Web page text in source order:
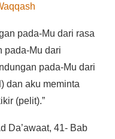
pada-Mu dari rasa
pada-Mu dari
pada-Mu dari
dan aku meminta
(pelit).”
Da’awaat, 41- Bab